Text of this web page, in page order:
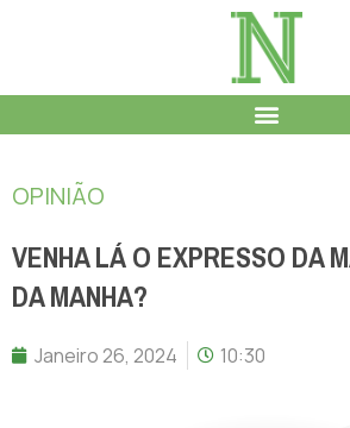
OPINIÃO
VENHA LÁ O EXPRESSO DA
DA MANHA?
Janeiro 26, 2024 10:30